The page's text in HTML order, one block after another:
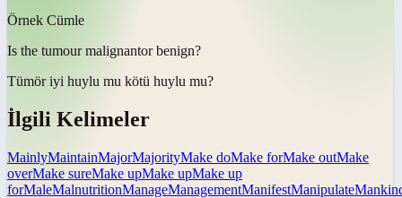
Örnek Cümle
Is the tumour malignantor benign?
Tümör iyi huylu mu kötü huylu mu?
İlgili Kelimeler
MainlyMaintainMajorMajorityMake doMake forMake outMake
overMake sureMake upMake upMake up
forMaleMalnutritionManageManagementManifestManipulate